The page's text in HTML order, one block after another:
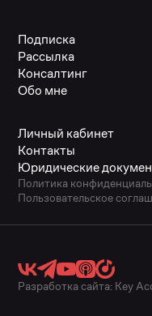
Подписка
Рассылка
Консалтинг
Обо мне
Личный кабинет
Контакты
Юридические
Политика
Пользовательское
Разработка сайта: Key